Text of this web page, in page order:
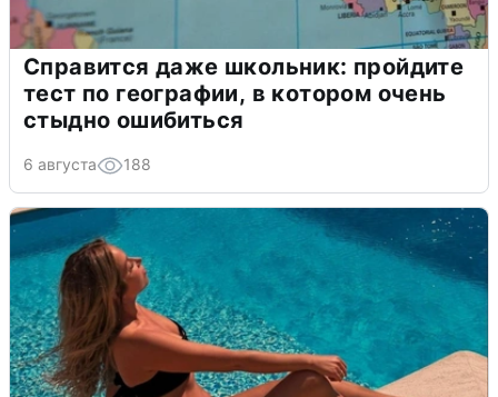
Справится даже школьник: пройдите
тест по географии, в котором очень
стыдно ошибиться
6 августа 188